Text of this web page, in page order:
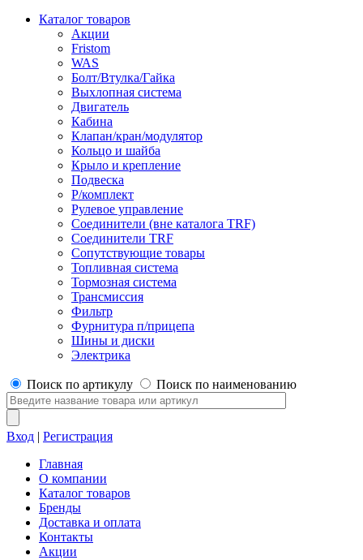
Каталог товаров
Акции
Fristom
WAS
Болт/Втулка/Гайка
Выхлопная система
Двигатель
Кабина
Клапан/кран/модулятор
Кольцо и шайба
Крыло и крепление
Подвеска
Р/комплект
Рулевое управление
Соединители (вне каталога TRF)
Соединители TRF
Сопутствующие товары
Топливная система
Тормозная система
Трансмиссия
Фильтр
Фурнитура п/прицепа
Шины и диски
Электрика
Поиск по артикулу Поиск по наименованию
Вход | Регистрация
Главная
О компании
Каталог товаров
Бренды
Доставка и оплата
Контакты
Акции